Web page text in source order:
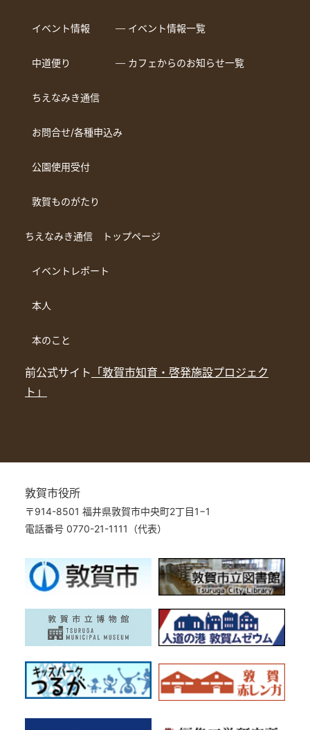
イベント情報 ― イベント情報一覧
中道便り ― カフェからのお知らせ一覧
ちえなみき通信
お問合せ/各種申込み
公園使用受付
敦賀ものがたり
ちえなみき通信 トップページ
イベントレポート
本人
本のこと
前公式サイト 「敦賀市知育・啓発施設プロジェク
ト」
敦賀市役所
〒914-8501 福井県敦賀市中央町2丁目1−1
電話番号 0770-21-1111（代表）